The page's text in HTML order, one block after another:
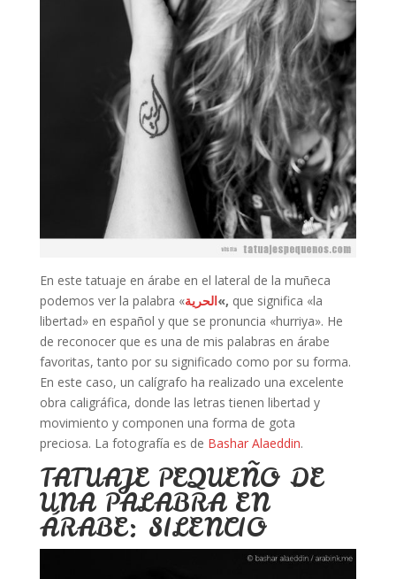
En este tatuaje en árabe en el lateral de la muñeca
podemos ver la palabra «الحرية«, que significa «la
libertad» en español y que se pronuncia «hurriya». He
de reconocer que es una de mis palabras en árabe
favoritas, tanto por su significado como por su forma.
En este caso, un calígrafo ha realizado una excelente
obra caligráfica, donde las letras tienen libertad y
movimiento y componen una forma de gota
preciosa. La fotografía es de Bashar Alaeddin.
TATUAJE PEQUEÑO DE
UNA PALABRA EN
ÁRABE: SILENCIO